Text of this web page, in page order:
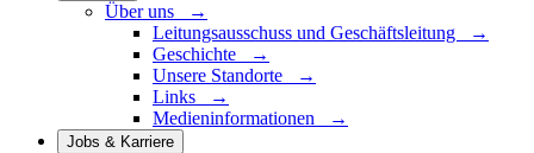
Über uns →
Leitungsausschuss und Geschäftsleitung →
Geschichte →
Unsere Standorte →
Links →
Medieninformationen →
Jobs & Karriere